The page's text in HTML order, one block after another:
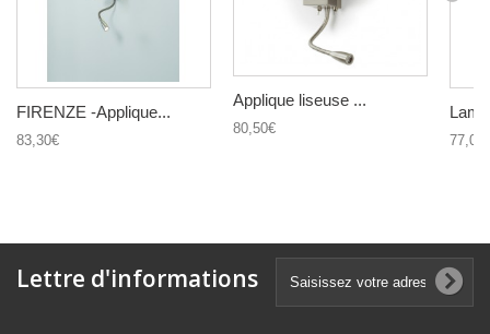
FIRENZE -Applique...
83,30€
Applique liseuse ...
80,50€
Lettre d'informations